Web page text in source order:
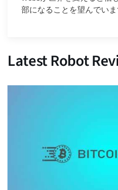
部になることを望んでいま
Latest Robot